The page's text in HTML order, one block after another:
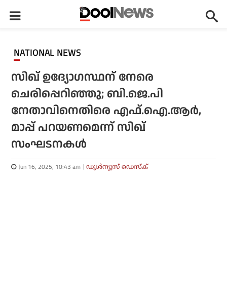
NATIONAL NEWS
സിഖ് ഉദ്യോഗസ്ഥന് നേരെ
ചെരിപ്പെറിഞ്ഞു; ബി.ജെ.പി
നേതാവിനെതിരെ എഫ്.ഐ.ആർ,
മാപ്പ് പറയണമെന്ന് സിഖ്
സംഘടനകൾ
Jun 16, 2025, 10:43 am ഡൂള്‍ന്യൂസ് ഡെസ്‌ക്